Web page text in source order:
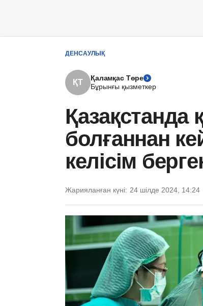
ДЕНСАУЛЫҚ
ҚТ
Қаламқас Төре
Бұрынғы қызметкер
Қазақстанда
болғаннан
келісім
Жарияланған күні: 24 шілде 2024, 14:24